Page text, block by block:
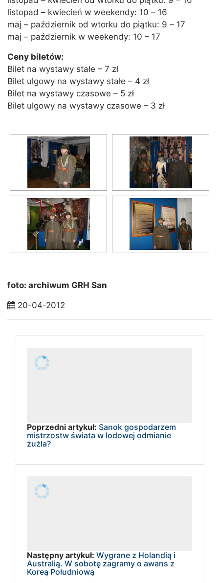
listopad – kwiecień w weekendy: 10 – 16
maj – październik od wtorku do piątku: 9 – 17
maj – październik w weekendy: 10 – 17
Ceny biletów:
Bilet na wystawy stałe – 7 zł
Bilet ulgowy na wystawy stałe – 4 zł
Bilet na wystawy czasowe – 5 zł
Bilet ulgowy na wystawy czasowe – 3 zł
foto: archiwum GRH San
20-04-2012
Poprzedni artykuł: Sanok gospodarzem
mistrzostw świata w lodowej odmianie
żużla?
Następny artykuł: Wygrane z Holandią i
Australią. W sobotę zagramy o awans z
Koreą Południową